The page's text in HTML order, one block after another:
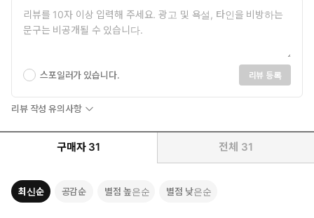
“반 떼인 자지 세우고 물 질질 흘리는 것도 귀엽고.”
“연해야, 아가.”
“아응! 힉, 하읏! 아앙…!”
“너 앞으로 평생 아랫도리 놀릴 생각 말고, 이렇게 아빠 좆만 맛있
게 먹어줘야 한다?”
“흐끅…! 으, 끄윽, 하윽…!”
“아빠 아기도, 낳자.”
스포일러가 있습니다. 리뷰 등록
리뷰 작성 유의사항
구매자 31 전체 31
최신순 공감순 별점 높은순 별점 낮은순